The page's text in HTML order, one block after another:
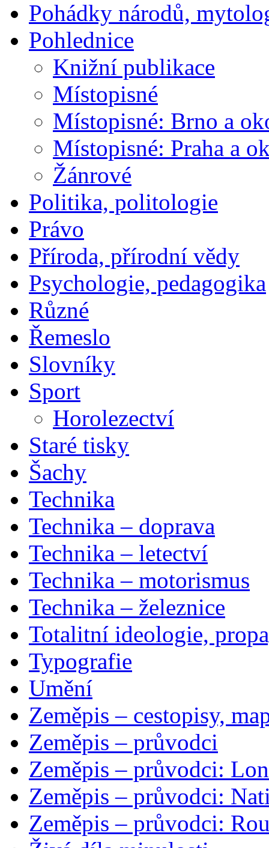
Pohádky národů,
Pohlednice
Knižní publikace
Místopisné
Místopisné: Brno a
Místopisné: Praha a
Žánrové
Politika, politologie
Právo
Příroda, přírodní vědy
Psychologie, pedagogika
Různé
Řemeslo
Slovníky
Sport
Horolezectví
Staré tisky
Šachy
Technika
Technika – doprava
Technika – letectví
Technika – motorismus
Technika – železnice
Totalitní ideologie,
Typografie
Umění
Zeměpis – cestopisy,
Zeměpis – průvodci
Zeměpis – průvodci:
Zeměpis – průvodci:
Zeměpis – průvodci: